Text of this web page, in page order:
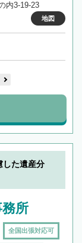
内3-19-23
地図
した遺産分
所
全国出張対応可